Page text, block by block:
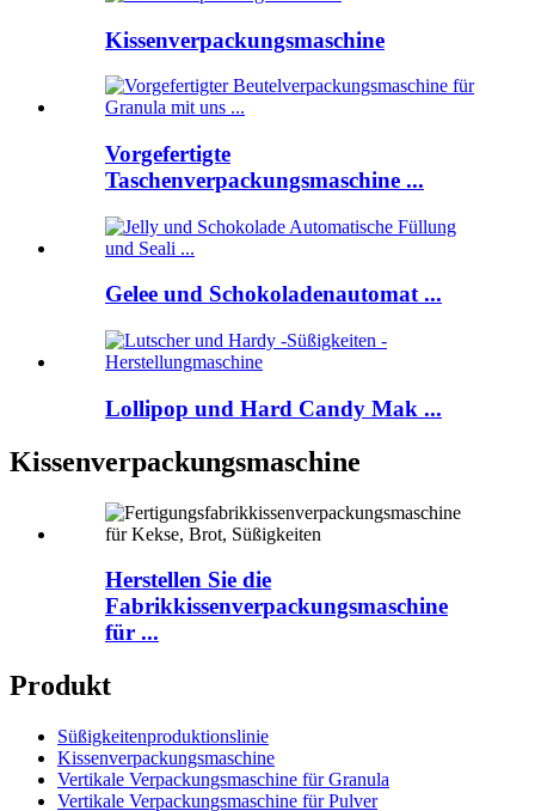
Kissenverpackungsmaschine
Vorgefertigte
Taschenverpackungsmaschine ...
Gelee und Schokoladenautomat ...
Lollipop und Hard Candy Mak ...
Kissenverpackungsmaschine
Herstellen Sie die
Fabrikkissenverpackungsmaschine
für ...
Produkt
Süßigkeitenproduktionslinie
Kissenverpackungsmaschine
Vertikale Verpackungsmaschine für Granula
Vertikale Verpackungsmaschine für Pulver